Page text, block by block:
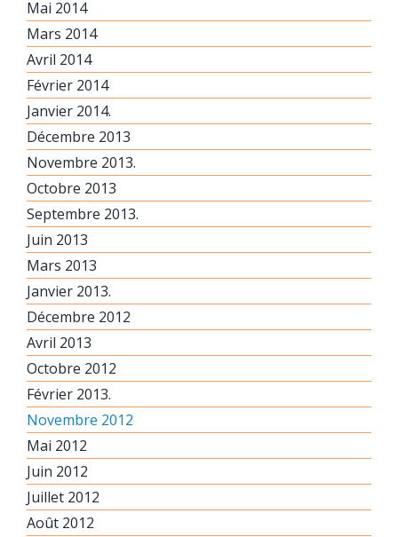
Mai 2014
Mars 2014
Avril 2014
Février 2014
Janvier 2014.
Décembre 2013
Novembre 2013.
Octobre 2013
Septembre 2013.
Juin 2013
Mars 2013
Janvier 2013.
Décembre 2012
Avril 2013
Octobre 2012
Février 2013.
Novembre 2012
Mai 2012
Juin 2012
Juillet 2012
Août 2012